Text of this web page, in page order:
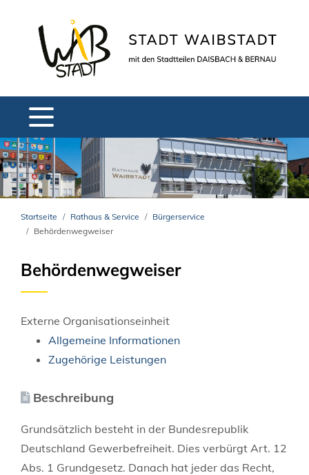
Startseite Rathaus & Service
Bürgerservice
Behördenwegweiser
Behördenwegweiser
Externe Organisationseinheit
Allgemeine Informationen
Zugehörige Leistungen
Beschreibung
Grundsätzlich besteht in der Bundesrepublik
Deutschland Gewerbefreiheit. Dies verbürgt Art. 12
Abs. 1 Grundgesetz. Danach hat jeder das Recht,